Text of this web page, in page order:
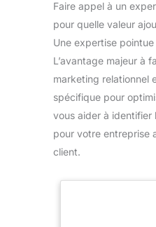
Faire appel à un
pour quelle valeur
Une expertise
L’avantage majeur à
marketing relationnel
spécifique pour
vous aider à identifier
pour votre entreprise
client.